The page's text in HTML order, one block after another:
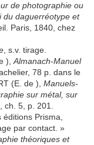
de photographie ou
du daguerréotype et
Paris, 1840, chez
, s.v. tirage.
),Almanach-Manuel
78 p. dans le
(E. de ), Manuels-
sur métal, sur
ch. 5, p. 201.
éditions Prisma,
par contact. »
théoriques et